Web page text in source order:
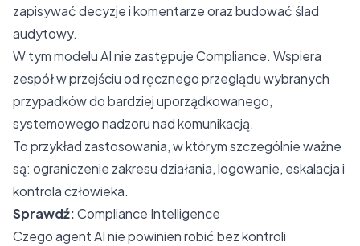
zapisywać decyzje i komentarze oraz budować ślad
audytowy.
W tym modelu AI nie zastępuje Compliance. Wspiera
zespół w przejściu od ręcznego przeglądu wybranych
przypadków do bardziej uporządkowanego,
systemowego nadzoru nad komunikacją.
To przykład zastosowania, w którym szczególnie ważne
są: ograniczenie zakresu działania, logowanie, eskalacja i
kontrola człowieka.
Sprawdź:Compliance Intelligence
Czego agent AI nie powinien robić bez kontroli